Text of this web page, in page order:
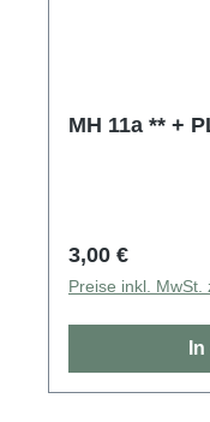
MH 11a ** +
Regulärer Preis:
3,00 €
Preise inkl. MwSt.